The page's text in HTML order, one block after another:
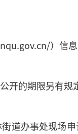
）信息
开的期限另有规
道办事处现场